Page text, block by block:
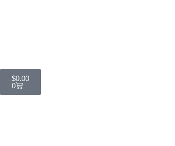
$0.00
0